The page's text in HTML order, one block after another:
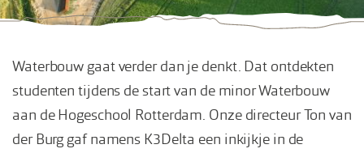
Waterbouw gaat verder dan je denkt. Dat ontdekten
studenten tijdens de start van de minor Waterbouw
aan de Hogeschool Rotterdam. Onze directeur Ton van
der Burg gaf namens K3Delta een inkijkje in de